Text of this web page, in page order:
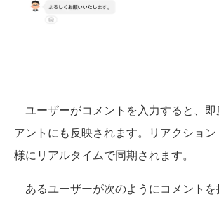
ユーザーがコメントを入力すると、即
アントにも反映されます。リアクショ
様にリアルタイムで同期されます。
あるユーザーが次のようにコメントを